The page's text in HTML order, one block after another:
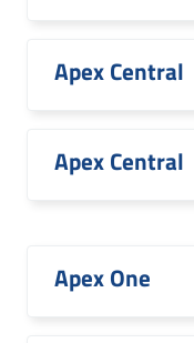
Apex Central
Apex Central
Apex One